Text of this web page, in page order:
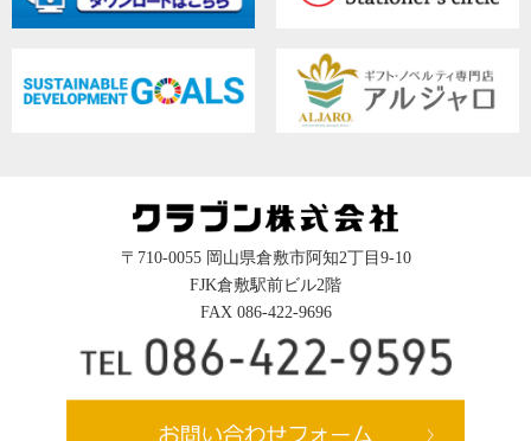
〒710-0055 岡山県倉敷市阿知2丁目9-10
FJK倉敷駅前ビル2階
FAX 086-422-9696